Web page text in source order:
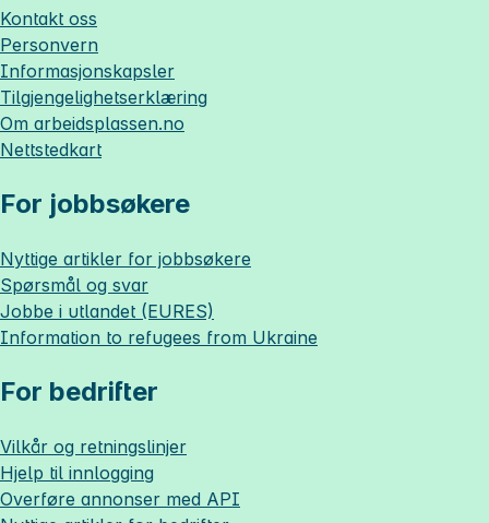
Kontakt oss
Personvern
Informasjonskapsler
Tilgjengelighetserklæring
Om arbeidsplassen.no
Nettstedkart
For jobbsøkere
Nyttige artikler for jobbsøkere
Spørsmål og svar
Jobbe i utlandet (EURES)
Information to refugees from Ukraine
For bedrifter
Vilkår og retningslinjer
Hjelp til innlogging
Overføre annonser med API